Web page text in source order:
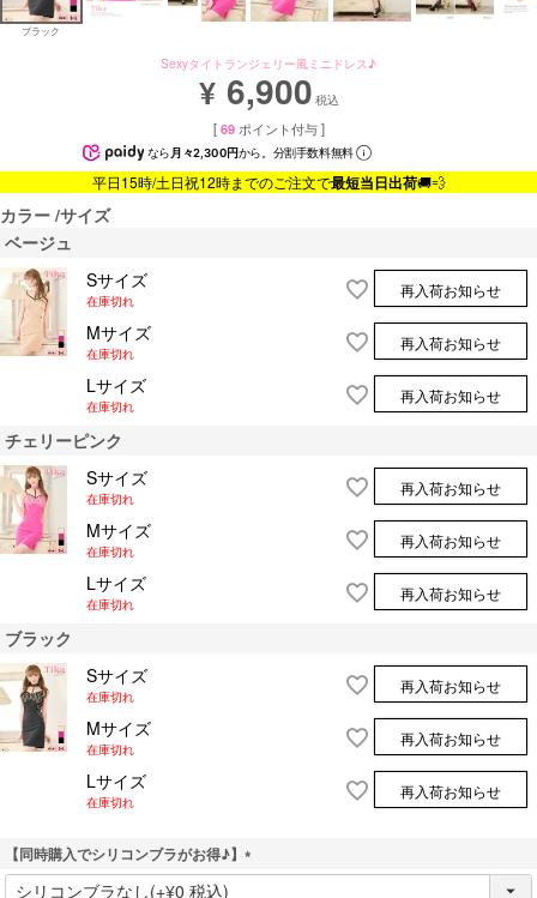
ブラック
Sexyタイトランジェリー風ミニドレス♪
¥ 6,900 税込
[ 69 ポイント付与 ]
なら月々2,300円から。分割手数料無料
平日15時/土日祝12時までのご注文で最短当日出荷🚚💨
カラー サイズ
ベージュ
Sサイズ
在庫切れ
再入荷お知らせ
Mサイズ
在庫切れ
再入荷お知らせ
Lサイズ
在庫切れ
再入荷お知らせ
チェリーピンク
Sサイズ
在庫切れ
再入荷お知らせ
Mサイズ
在庫切れ
再入荷お知らせ
Lサイズ
在庫切れ
再入荷お知らせ
ブラック
Sサイズ
在庫切れ
再入荷お知らせ
Mサイズ
在庫切れ
再入荷お知らせ
Lサイズ
在庫切れ
再入荷お知らせ
【同時購入でシリコンブラがお得♪】
(